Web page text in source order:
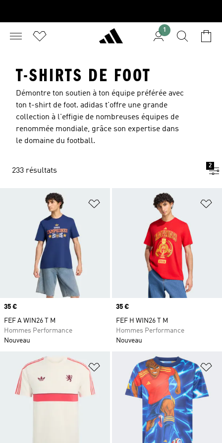
1
T-SHIRTS DE FOOT
Démontre ton soutien à ton équipe préférée avec
ton t-shirt de foot. adidas t'offre une grande
collection à l'effigie de nombreuses équipes de
renommée mondiale, grâce son expertise dans
le domaine du football.
233 résultats
2
Ajouter à la Liste de produits
Prix
35 €
FEF A WIN26 T M
Hommes Performance
Nouveau
Prix
35 €
FEF H WIN26 T M
Hommes Performance
Nouveau
Ajouter à la Liste de produits